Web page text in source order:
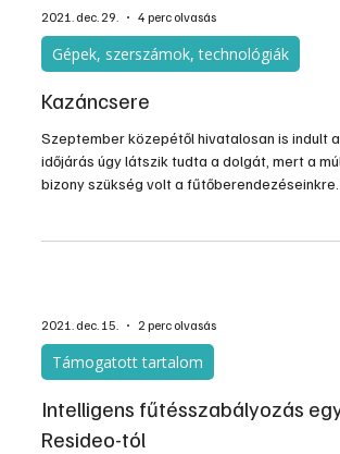
2021. dec. 29. 4 perc olvasás
Gépek, szerszámok, technológiák
Kazáncsere
Szeptember közepétől hivatalosan is indult
időjárás úgy látszik tudta a dolgát, mert a
bizony szükség volt a
2021. dec. 15. 2 perc olvasás
Támogatott tartalom
Intelligens fűtésszabályozás
Resideo-tól